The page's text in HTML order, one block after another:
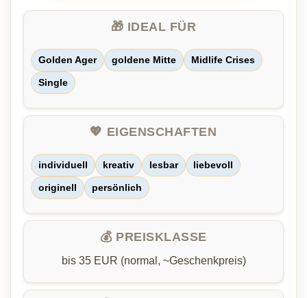
🎁 IDEAL FÜR
Golden Ager goldene Mitte Midlife Crises
Single
💖 EIGENSCHAFTEN
individuell kreativ lesbar liebevoll
originell persönlich
💰 PREISKLASSE
bis 35 EUR (normal, ~Geschenkpreis)